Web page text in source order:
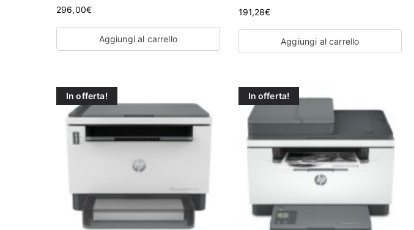
296,00€
Aggiungi al carrello
191,28€
Aggiungi al carrello
In offerta! In offerta!